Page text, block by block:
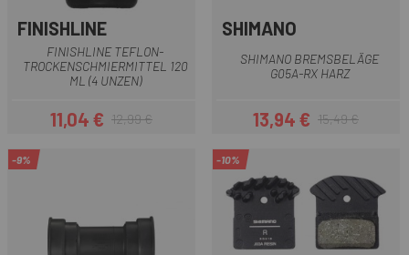
FINISHLINE
FINISHLINE TEFLON-
TROCKENSCHMIERMITTEL 120
ML (4 UNZEN)
Preis
11,04 €Regulärer Preis
12,99 €
SHIMANO
SHIMANO BREMSBELÄGE
G05A-RX HARZ
Preis
13,94 €Regulärer Preis
15,49 €
-9% -10%